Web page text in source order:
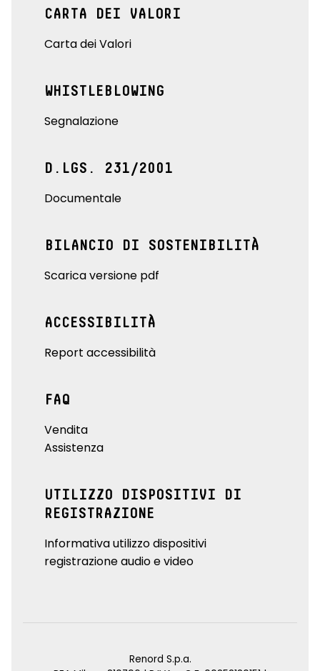
CARTA DEI VALORI
Carta dei Valori
WHISTLEBLOWING
Segnalazione
D.LGS. 231/2001
Documentale
BILANCIO DI SOSTENIBILITÀ
Scarica versione pdf
ACCESSIBILITÀ
Report accessibilità
FAQ
Vendita
Assistenza
UTILIZZO DISPOSITIVI DI
REGISTRAZIONE
Informativa utilizzo dispositivi
registrazione audio e video
Renord S.p.a.